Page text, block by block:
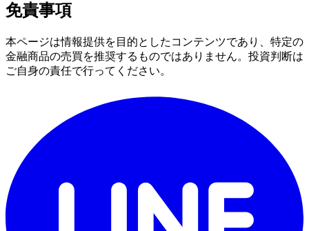
免責事項
本ページは情報提供を目的としたコンテンツであり、特定の
金融商品の売買を推奨するものではありません。投資判断は
ご自身の責任で行ってください。